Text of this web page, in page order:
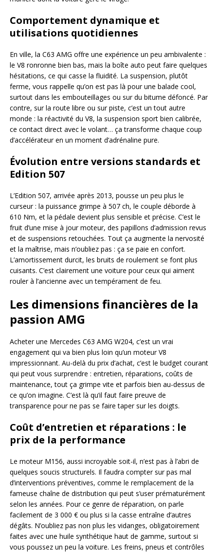
Comportement dynamique et
utilisations quotidiennes
En ville, la C63 AMG offre une expérience un peu ambivalente :
le V8 ronronne bien bas, mais la boîte auto peut faire quelques
hésitations, ce qui casse la fluidité. La suspension, plutôt
ferme, vous rappelle qu’on est pas là pour une balade cool,
surtout dans les embouteillages ou sur du bitume défoncé. Par
contre, sur la route libre ou sur piste, c’est un tout autre
monde : la réactivité du V8, la suspension sport bien calibrée,
ce contact direct avec le volant… ça transforme chaque coup
d’accélérateur en un moment d’adrénaline pure.
Évolution entre versions standards et
Edition 507
L’Edition 507, arrivée après 2013, pousse un peu plus le
curseur : la puissance grimpe à 507 ch, le couple déborde à
610 Nm, et la pédale devient plus sensible et précise. C’est le
fruit d’une mise à jour moteur, des papillons d’admission revus
et de suspensions retouchées. Tout ça augmente la nervosité
et la maîtrise, mais n’oubliez pas : ça se paie en confort.
L’amortissement durcit, les bruits de roulement se font plus
cuisants. C’est clairement une voiture pour ceux qui aiment
rouler à l’ancienne avec un tempérament de feu.
Les dimensions financières de la
passion AMG
Acheter une Mercedes C63 AMG W204, c’est un vrai
engagement qui va bien plus loin qu’un moteur V8
impressionnant. Au-delà du prix d’achat, c’est le budget courant
qui peut vous surprendre : entretien, réparations, coûts de
maintenance, tout ça grimpe vite et parfois bien au-dessus de
ce qu’on imagine. C’est là qu’il faut faire preuve de
transparence pour ne pas se faire taper sur les doigts.
Coût d’entretien et réparations : le
prix de la performance
Le moteur M156, aussi incroyable soit-il, n’est pas à l’abri de
quelques soucis structurels. Il faudra compter sur pas mal
d’interventions préventives, comme le remplacement de la
fameuse chaîne de distribution qui peut s’user prématurément
selon les années. Pour ce genre de réparation, on parle
facilement de 3 000 € ou plus si la casse entraîne d’autres
dégâts. N’oubliez pas non plus les vidanges, obligatoirement
faites avec une huile synthétique haut de gamme, surtout si
vous poussez un peu la voiture. Les freins, pneus et contrôles